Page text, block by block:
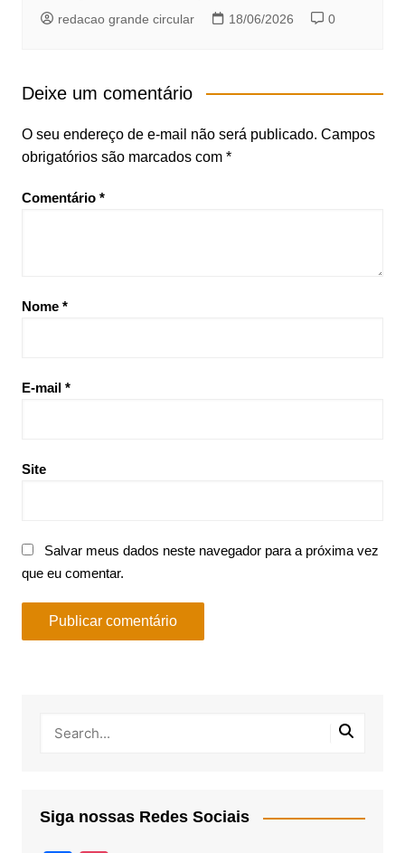
redacao grande circular 18/06/2026 0
Deixe um comentário
O seu endereço de e-mail não será publicado. Campos
obrigatórios são marcados com *
Comentário *
Nome *
E-mail *
Site
Salvar meus dados neste navegador para a próxima vez
que eu comentar.
Siga nossas Redes Sociais